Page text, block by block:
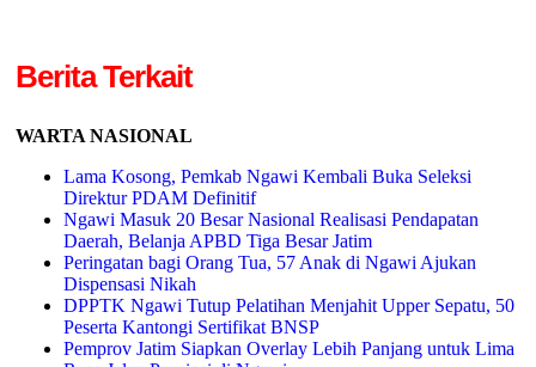
Berita Terkait
WARTA NASIONAL
Lama Kosong, Pemkab Ngawi Kembali Buka Seleksi
Direktur PDAM Definitif
Ngawi Masuk 20 Besar Nasional Realisasi Pendapatan
Daerah, Belanja APBD Tiga Besar Jatim
Peringatan bagi Orang Tua, 57 Anak di Ngawi Ajukan
Dispensasi Nikah
DPPTK Ngawi Tutup Pelatihan Menjahit Upper Sepatu, 50
Peserta Kantongi Sertifikat BNSP
Pemprov Jatim Siapkan Overlay Lebih Panjang untuk Lima